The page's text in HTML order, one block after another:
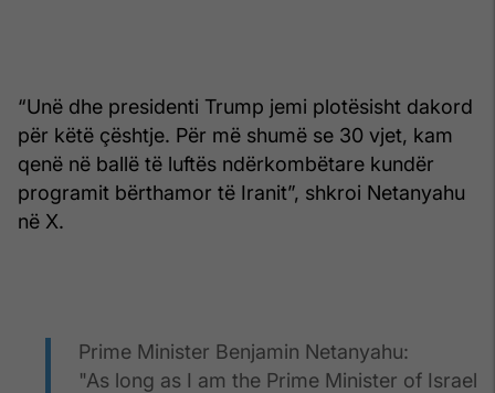
“Unë dhe presidenti Trump jemi plotësisht dakord
për këtë çështje. Për më shumë se 30 vjet, kam
qenë në ballë të luftës ndërkombëtare kundër
programit bërthamor të Iranit”, shkroi Netanyahu
në X.
Prime Minister Benjamin Netanyahu:
"As long as I am the Prime Minister of Israel